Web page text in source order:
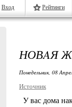
Вход Рейтинги
НОВAЯ
Понедельник, 08
Источник
У вас дома